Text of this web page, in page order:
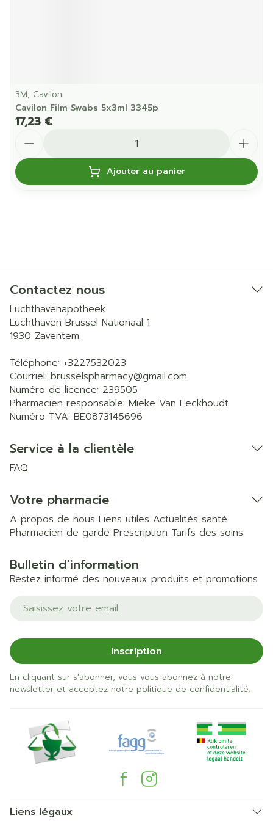
3M, Cavilon
Cavilon Film Swabs 5x3ml 3345p
17,23 €
Ajouter au panier
Contactez nous
Luchthavenapotheek
Luchthaven Brussel Nationaal 1
1930 Zaventem
Téléphone: +3227532023
Courriel: brusselspharmacy@gmail.com
Numéro de licence: 239505
Pharmacien responsable: Mieke Van Eeckhoudt
Numéro TVA: BE0873145696
Service à la clientèle
FAQ
Votre pharmacie
A propos de nous Liens utiles Actualités santé
Pharmacien de garde Prescription Tarifs des soins
Bulletin d’information
Restez informé des nouveaux produits et promotions
Adresse mail
Inscription
En cliquant sur s'abonner, vous vous abonnez à notre
newsletter et acceptez notre politique de confidentialité.
Liens légaux